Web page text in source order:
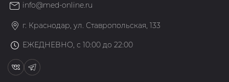
info@med-online.ru
г. Краснодар, ул. Ставропольская, 133
ЕЖЕДНЕВНО, с 10:00 до 22:00